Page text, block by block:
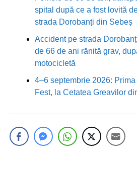
spital după ce a fost lovită
strada Dorobanți din Sebeș
Accident pe strada
de 66 de ani rănită grav,
motocicletă
4–6 septembrie 2026:
Fest, la Cetatea Greavilor